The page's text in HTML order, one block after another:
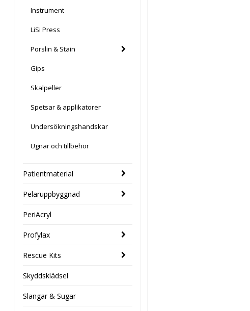
Instrument
LiSi Press
Porslin & Stain
Gips
Skalpeller
Spetsar & applikatorer
Undersökningshandskar
Ugnar och tillbehör
Patientmaterial
Pelaruppbyggnad
PeriAcryl
Profylax
Rescue Kits
Skyddsklädsel
Slangar & Sugar